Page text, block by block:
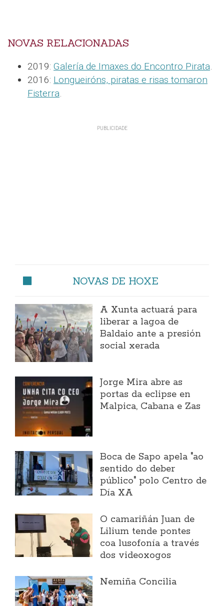
NOVAS RELACIONADAS
2019: Galería de Imaxes do Encontro Pirata
2016: Longueiróns, piratas e risas tomaron
Fisterra
NOVAS DE HOXE
A Xunta actuará para
liberar a lagoa de
Baldaio ante a presión
social xerada
Jorge Mira abre as
portas da eclipse en
Malpica, Cabana e Zas
Boca de Sapo apela "ao
sentido do deber
público" polo Centro de
Día XA
O camariñán Juan de
Lilium tende pontes
coa lusofonía a través
dos videoxogos
Nemiña Concilia